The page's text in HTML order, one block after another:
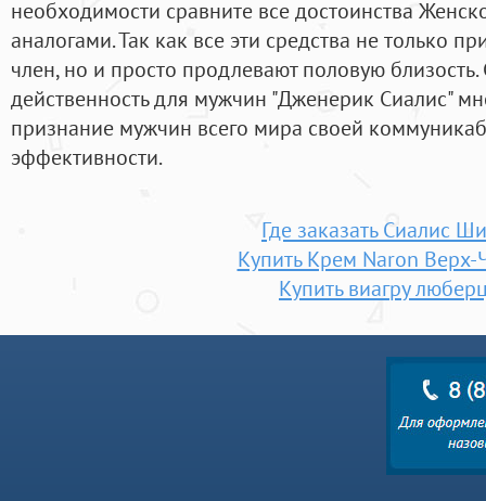
необходимости сравните все достоинства
аналогами. Так как все эти средства не только
член, но и просто продлевают половую близость.
действенность для мужчин "Дженерик Сиалис"
признание мужчин всего мира своей
эффективности.
Где заказать Сиалис
Купить Крем Naron Верх-
Купить виагру